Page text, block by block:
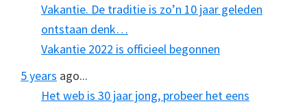
Vakantie. De traditie is zo’n 10 jaar geleden
ontstaan denk…
Vakantie 2022 is officieel begonnen
5 years ago...
Het web is 30 jaar jong, probeer het eens